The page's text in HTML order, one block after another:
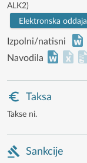
ALK2)
Elektronska oddaja
Izpolni/natisni
Navodila
Taksa
Takse ni.
Sankcije